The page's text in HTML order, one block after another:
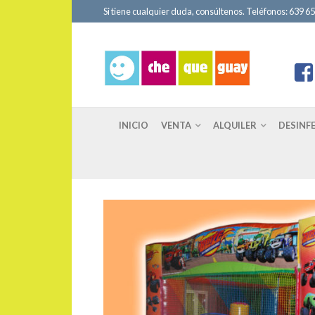
Si tiene cualquier duda, consúltenos. Teléfonos: 639
INICIO VENTA ALQUILER